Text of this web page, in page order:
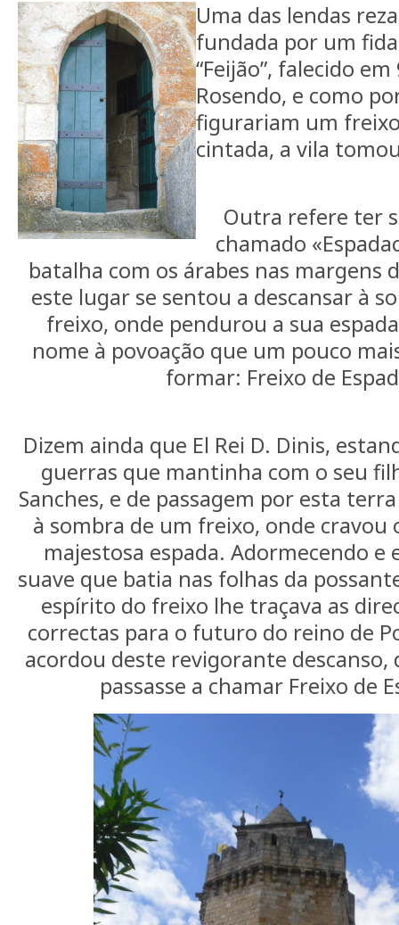
Uma das lendas
fundada por um
“Feijão”, falecido
Rosendo, e como
figurariam um
cintada, a vila
Outra refere ter
chamado
batalha com os árabes nas margens
este lugar se sentou a descansar à
freixo, onde pendurou a sua
nome à povoação que um pouco
formar: Freixo de
Dizem ainda que El Rei D. Dinis,
guerras que mantinha com o seu
Sanches, e de passagem por esta
à sombra de um freixo, onde cravou
majestosa espada. Adormecendo e
suave que batia nas folhas da
espírito do freixo lhe traçava as
correctas para o futuro do reino de
acordou deste revigorante descanso,
passasse a chamar Freixo de